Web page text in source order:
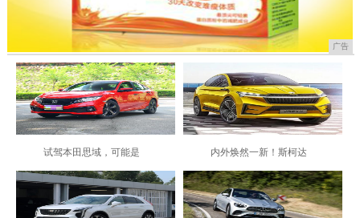
广告
试驾本田思域，可能是 内外焕然一新！斯柯达